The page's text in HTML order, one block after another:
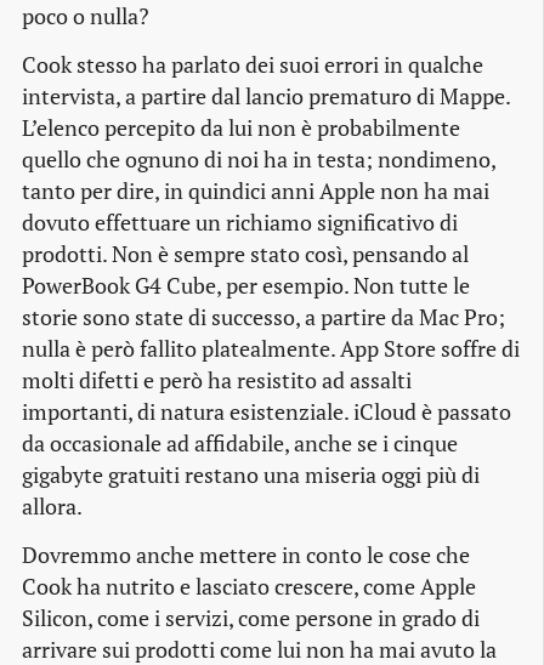
poco o nulla?
Cook stesso ha parlato dei suoi errori in qualche
intervista, a partire dal lancio prematuro di Mappe.
L’elenco percepito da lui non è probabilmente
quello che ognuno di noi ha in testa; nondimeno,
tanto per dire, in quindici anni Apple non ha mai
dovuto effettuare un richiamo significativo di
prodotti. Non è sempre stato così, pensando al
PowerBook G4 Cube, per esempio. Non tutte le
storie sono state di successo, a partire da Mac Pro;
nulla è però fallito platealmente. App Store soffre di
molti difetti e però ha resistito ad assalti
importanti, di natura esistenziale. iCloud è passato
da occasionale ad affidabile, anche se i cinque
gigabyte gratuiti restano una miseria oggi più di
allora.
Dovremmo anche mettere in conto le cose che
Cook ha nutrito e lasciato crescere, come Apple
Silicon, come i servizi, come persone in grado di
arrivare sui prodotti come lui non ha mai avuto la